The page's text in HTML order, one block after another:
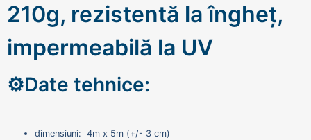
210g, rezistentă la îngheț,
impermeabilă la UV
⚙️Date tehnice:
dimensiuni: 4m x 5m (+/- 3 cm)